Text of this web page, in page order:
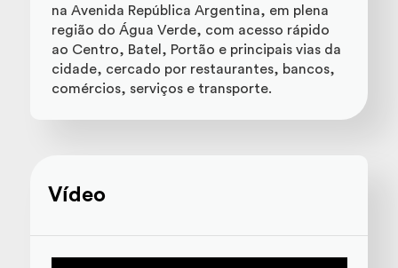
na Avenida República Argentina, em plena
região do Água Verde, com acesso rápido
ao Centro, Batel, Portão e principais vias da
cidade, cercado por restaurantes, bancos,
comércios, serviços e transporte.
Vídeo